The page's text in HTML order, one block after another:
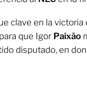
clave en la victoria
que Igor Paixão
disputado, en